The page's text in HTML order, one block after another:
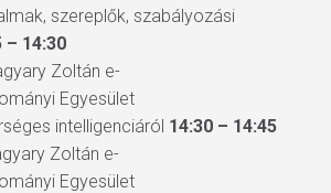
szereplők, szabályozási
– 14:30
Zoltán e-
Egyesület
intelligenciáról 14:30 – 14:45
Zoltán e-
Egyesület